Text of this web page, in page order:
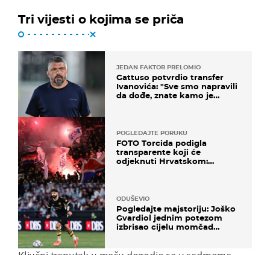
Tri vijesti o kojima se priča
JEDAN FAKTOR PRELOMIO
Gattuso potvrdio transfer
Ivanovića: "Sve smo napravili
da dođe, znate kamo je
POGLEDAJTE PORUKU
FOTO Torcida podigla
transparente koji će
odjeknuti Hrvatskom:
ODUŠEVIO
Pogledajte majstoriju: Joško
Gvardiol jednim potezom
izbrisao cijelu momčad